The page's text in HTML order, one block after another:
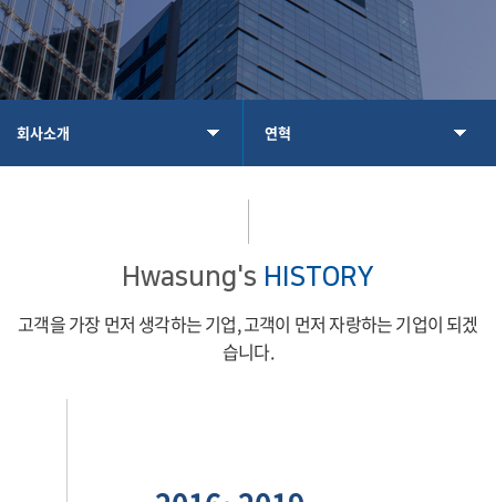
회사소개 연혁
Hwasung's HISTORY
고객을 가장 먼저 생각하는 기업, 고객이 먼저 자랑하는 기업이 되겠
습니다.